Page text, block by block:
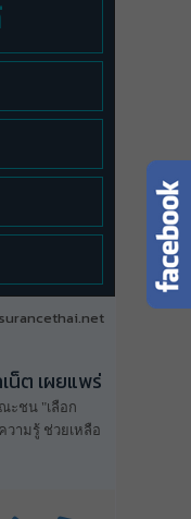
น็ต เผยแพร่
ะชน "เลือก
ามรู้ ช่วยเหลือ